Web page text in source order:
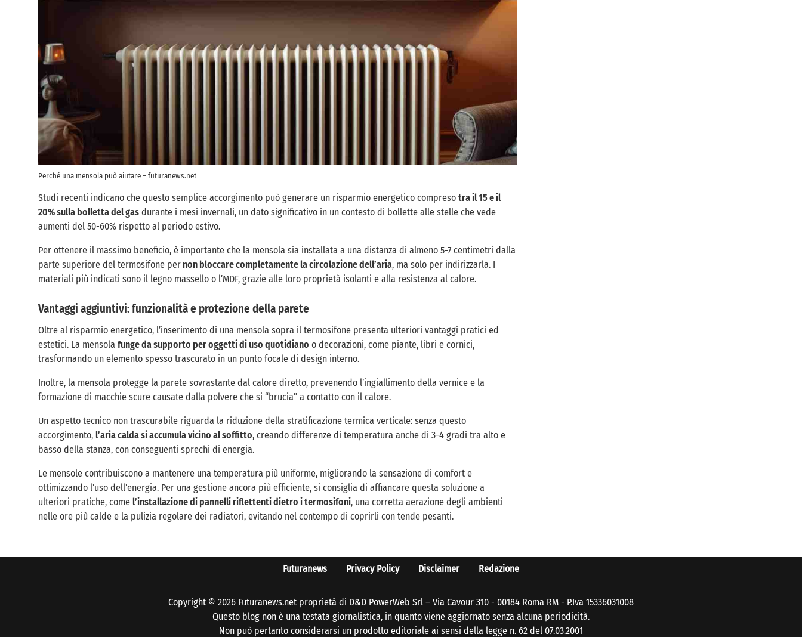
Perché una mensola può aiutare – futuranews.net
Studi recenti indicano che questo semplice accorgimento può generare un risparmio energetico compreso tra il 15 e il
20% sulla bolletta del gas durante i mesi invernali, un dato significativo in un contesto di bollette alle stelle che vede
aumenti del 50-60% rispetto al periodo estivo.
Per ottenere il massimo beneficio, è importante che la mensola sia installata a una distanza di almeno 5-7 centimetri dalla
parte superiore del termosifone per non bloccare completamente la circolazione dell’aria, ma solo per indirizzarla. I
materiali più indicati sono il legno massello o l’MDF, grazie alle loro proprietà isolanti e alla resistenza al calore.
Vantaggi aggiuntivi: funzionalità e protezione della parete
Oltre al risparmio energetico, l’inserimento di una mensola sopra il termosifone presenta ulteriori vantaggi pratici ed
estetici. La mensola funge da supporto per oggetti di uso quotidiano o decorazioni, come piante, libri e cornici,
trasformando un elemento spesso trascurato in un punto focale di design interno.
Inoltre, la mensola protegge la parete sovrastante dal calore diretto, prevenendo l’ingiallimento della vernice e la
formazione di macchie scure causate dalla polvere che si “brucia” a contatto con il calore.
Un aspetto tecnico non trascurabile riguarda la riduzione della stratificazione termica verticale: senza questo
accorgimento, l’aria calda si accumula vicino al soffitto, creando differenze di temperatura anche di 3-4 gradi tra alto e
basso della stanza, con conseguenti sprechi di energia.
Le mensole contribuiscono a mantenere una temperatura più uniforme, migliorando la sensazione di comfort e
ottimizzando l’uso dell’energia. Per una gestione ancora più efficiente, si consiglia di affiancare questa soluzione a
ulteriori pratiche, come l’installazione di pannelli riflettenti dietro i termosifoni, una corretta aerazione degli ambienti
nelle ore più calde e la pulizia regolare dei radiatori, evitando nel contempo di coprirli con tende pesanti.
Futuranews Privacy Policy Disclaimer Redazione
Copyright © 2026 Futuranews.net proprietà di D&D PowerWeb Srl – Via Cavour 310 - 00184 Roma RM - P.Iva 15336031008
Questo blog non è una testata giornalistica, in quanto viene aggiornato senza alcuna periodicità.
Non può pertanto considerarsi un prodotto editoriale ai sensi della legge n. 62 del 07.03.2001